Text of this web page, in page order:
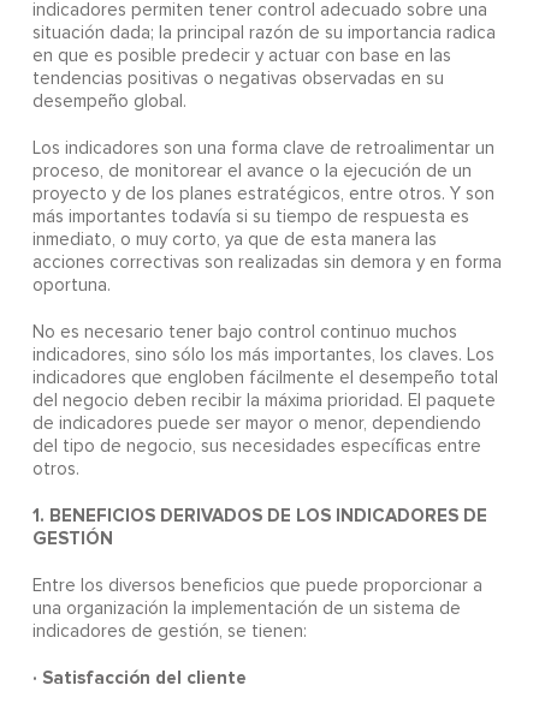
indicadores permiten tener control adecuado sobre una
situación dada; la principal razón de su importancia radica
en que es posible predecir y actuar con base en las
tendencias positivas o negativas observadas en su
desempeño global.
Los indicadores son una forma clave de retroalimentar un
proceso, de monitorear el avance o la ejecución de un
proyecto y de los planes estratégicos, entre otros. Y son
más importantes todavía si su tiempo de respuesta es
inmediato, o muy corto, ya que de esta manera las
acciones correctivas son realizadas sin demora y en forma
oportuna.
No es necesario tener bajo control continuo muchos
indicadores, sino sólo los más importantes, los claves. Los
indicadores que engloben fácilmente el desempeño total
del negocio deben recibir la máxima prioridad. El paquete
de indicadores puede ser mayor o menor, dependiendo
del tipo de negocio, sus necesidades específicas entre
otros.
1. BENEFICIOS DERIVADOS DE LOS INDICADORES DE
GESTIÓN
Entre los diversos beneficios que puede proporcionar a
una organización la implementación de un sistema de
indicadores de gestión, se tienen:
· Satisfacción del cliente